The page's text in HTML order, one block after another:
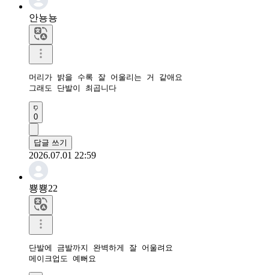
안뇽뇽
머리가 밝을 수록 잘 어울리는 거 같애요
그래도 단발이 최곱니다
0
답글 쓰기
2026.07.01 22:59
뿅뿅22
단발에 금발까지 완벽하게 잘 어울려요
메이크업도 예뻐요